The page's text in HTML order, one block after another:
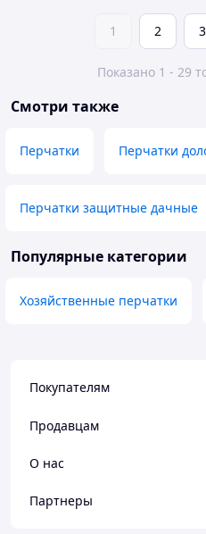
1 2 3
Показано 1 - 29
Смотри также
Перчатки Перчатки
Перчатки защитные дачные
Популярные категории
Хозяйственные перчатки
Покупателям
Продавцам
О нас
Партнеры